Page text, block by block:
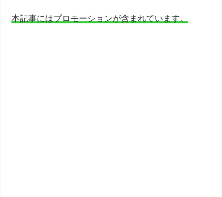
本記事にはプロモーションが含まれています。